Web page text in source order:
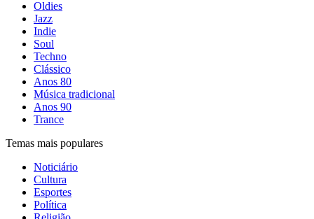
Oldies
Jazz
Indie
Soul
Techno
Clássico
Anos 80
Música tradicional
Anos 90
Trance
Temas mais populares
Noticiário
Cultura
Esportes
Política